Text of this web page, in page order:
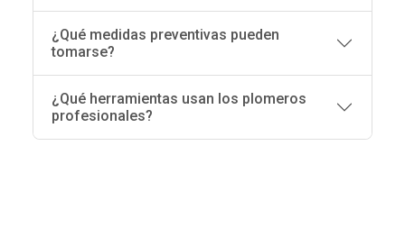
¿Qué medidas preventivas pueden
tomarse?
¿Qué herramientas usan los plomeros
profesionales?